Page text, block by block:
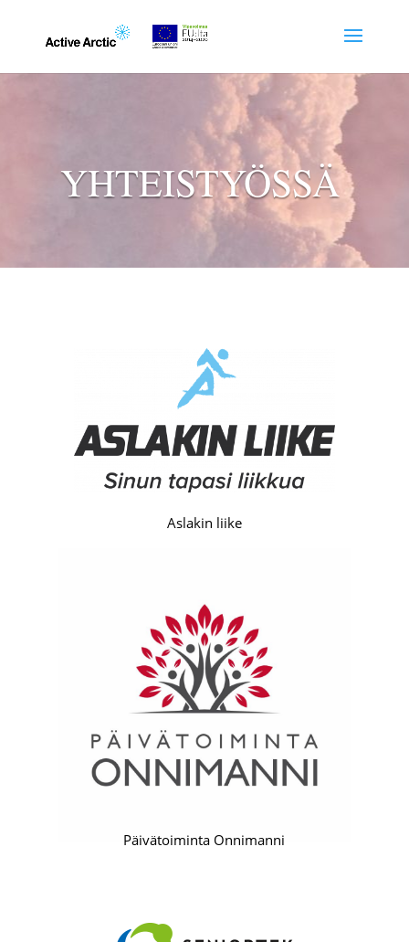
YHTEISTYÖSSÄ
Aslakin liike
Päivätoiminta Onnimanni